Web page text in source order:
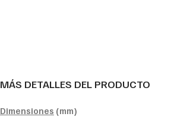
MÁS DETALLES DEL PRODUCTO
Dimensiones (mm)